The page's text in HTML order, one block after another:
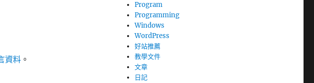
資料 。
Program
Programming
Windows
WordPress
好站推薦
教學文件
文章
日記